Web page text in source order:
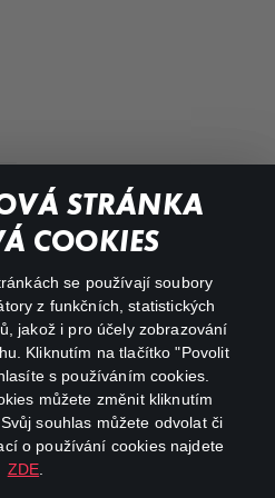
STRÁNKA
COOKIES
se používají soubory
z funkčních, statistických
jakož i pro účely zobrazování
Kliknutím na tlačítko "Povolit
s používáním cookies.
můžete změnit kliknutím
souhlas můžete odvolat či
o používání cookies najdete
ZDE